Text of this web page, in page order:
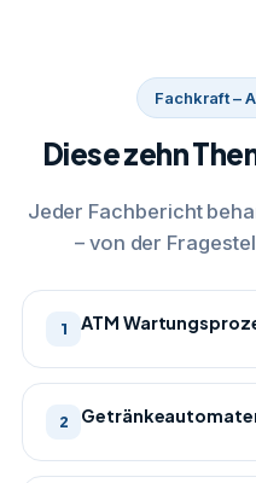
Fachkraft –
Diese zehn
Jeder Fachbericht
– von der
1 ATM
2